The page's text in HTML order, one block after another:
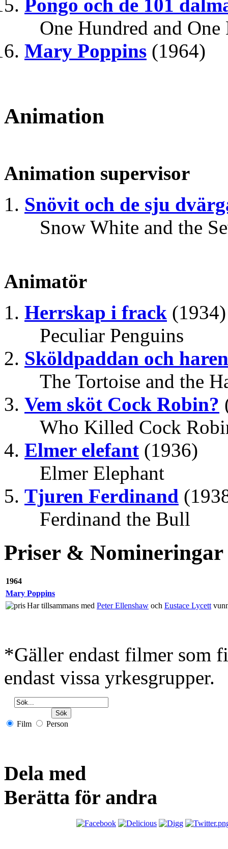
Pongo och de 101
One Hundred and One
Mary Poppins (1964)
Animation
Animation supervisor
Snövit och de sju
Snow White and the
Animatör
Herrskap i frack (1934)
Peculiar Penguins
Sköldpaddan och haren
The Tortoise and the
Vem sköt Cock Robin?
Who Killed Cock
Elmer elefant (1936)
Elmer Elephant
Tjuren Ferdinand
Ferdinand the Bull
Priser & Nomineringar
1964
Mary Poppins
Har tillsammans med Peter Ellenshaw och Eustace Lycett
*Gäller endast filmer som
endast vissa yrkesgrupper.
Film Person
Dela med
Berätta för andra